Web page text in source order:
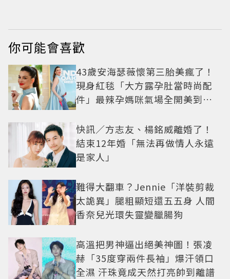
你可能會喜歡
43歲安海瑟薇懷第三胎美瘋了！
現身紅毯「大方露孕肚當時尚配
件」最辣孕媽咪氣場全開美到發
快訊／方志友、楊銘威離婚了！
結束12年婚「無法再做情人永遠
是家人」
難得大翻車？Jennie「洋裝剪裁
太詭異」腿粗顯短還五五身 人間
香奈兒光環失靈變臘腸狗
高溫把男神逼出絕美神圖！張凌
赫「35度穿兩件長袖」爆汗領口
全濕 汗珠竟成天然打亮帥到離譜